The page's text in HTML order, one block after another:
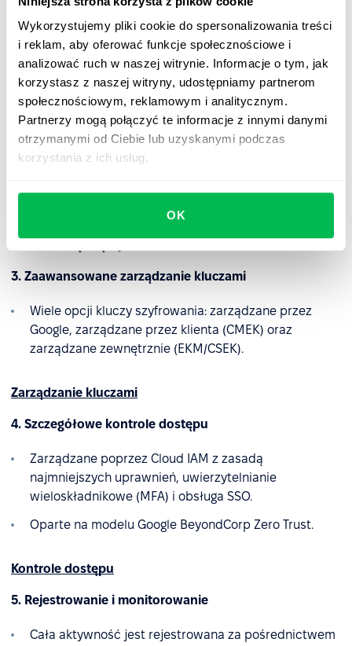
Wykorzystujemy pliki cookie do spersonalizowania treści
i reklam, aby oferować funkcje społecznościowe i
analizować ruch w naszej witrynie. Informacje o tym, jak
korzystasz z naszej witryny, udostępniamy partnerom
społecznościowym, reklamowym i analitycznym.
Partnerzy mogą połączyć te informacje z innymi danymi
otrzymanymi od Ciebie lub uzyskanymi podczas
korzystania z ich usług.
OK
spoczynku (AES-256) i w tranzycie (TLS/HTTPS).
Wewnętrznie Google stosuje protokół ALTS do
zabezpieczania komunikacji między usługami.
Dowiedz się więcej
2. Niezawodne kopie zapasowe i odzyskiwanie
Kopie zapasowe danych są szyfrowane i
3. Zaawansowane zarządzanie kluczami
Wiele opcji kluczy szyfrowania: zarządzane przez
Google, zarządzane przez klienta (CMEK) oraz
zarządzane zewnętrznie (EKM/CSEK).
Zarządzanie kluczami
4. Szczegółowe kontrole dostępu
Zarządzane poprzez Cloud IAM z zasadą
najmniejszych uprawnień, uwierzytelnianie
wieloskładnikowe (MFA) i obsługa SSO.
Oparte na modelu Google BeyondCorp Zero Trust.
Kontrole dostępu
5. Rejestrowanie i monitorowanie
Cała aktywność jest rejestrowana za pośrednictwem